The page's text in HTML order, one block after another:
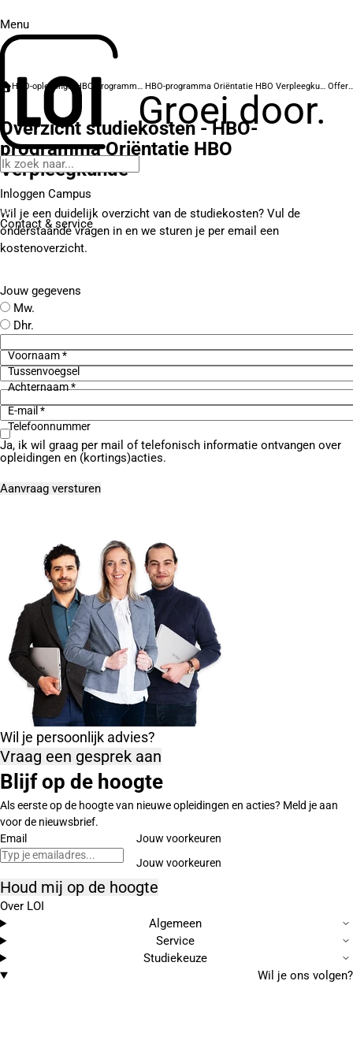
Menu
Groei door.
Inloggen Campus
Contact & service
HBO-opleidingen HBO-programma's HBO-programma Oriëntatie HBO Verpleegkunde
Overzicht studiekosten - HBO-
programma Oriëntatie HBO
Verpleegkunde
Wil je een duidelijk overzicht van de studiekosten? Vul de
onderstaande vragen in en we sturen je per email een
kostenoverzicht.
Jouw gegevens
Mw.
Dhr.
Voornaam *
Tussenvoegsel
Achternaam *
E-mail *
Telefoonnummer
Ja, ik wil graag per mail of telefonisch informatie ontvangen over
opleidingen en (kortings)acties.
Wil je persoonlijk advies?
Vraag een gesprek aan
Blijf op de hoogte
Als eerste op de hoogte van nieuwe opleidingen en acties? Meld je aan
voor de nieuwsbrief.
Email
Jouw voorkeuren
Houd mij op de hoogte
Over LOI
Algemeen
Service
Studiekeuze
Wil je ons volgen?